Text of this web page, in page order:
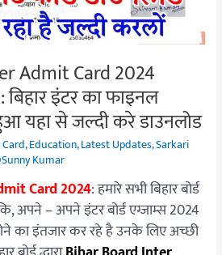
Admit Card 2024
इंटर का फाइनल
यहा से जल्दी करे डाउनलोड
,Education,Latest Updates,Sarkari
Kumar
Card 2024: हमारे सभी बिहार बोर्ड
अपने – अपने इंटर बोर्ड एग्जाम्स 2024
का इंतजार कर रहे है उनके लिए अच्छी